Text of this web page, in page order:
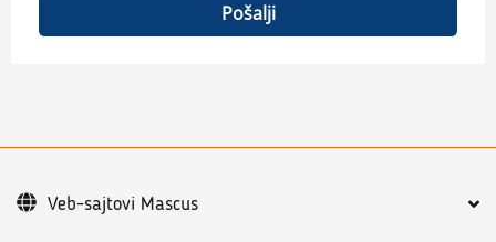
Pošalji
Veb-sajtovi Mascus